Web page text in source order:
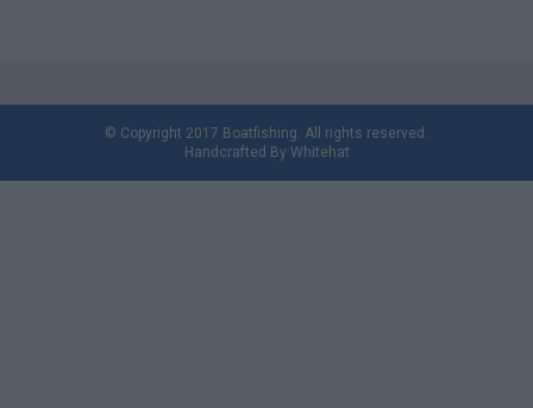
© Copyright 2017 Boatfishing. All rights reserved.
Handcrafted By Whitehat